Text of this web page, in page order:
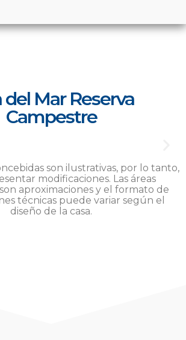
del Mar Reserva
Campestre
son ilustrativas, por lo tanto,
modificaciones. Las áreas
aproximaciones y el formato de
técnicas puede variar según el
diseño de la casa.